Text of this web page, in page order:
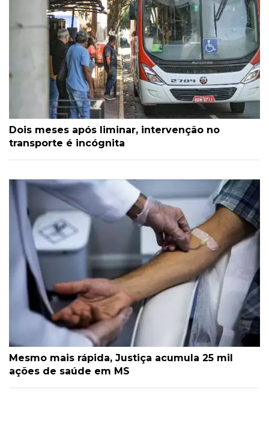
Dois meses após liminar, intervenção no
transporte é incógnita
Mesmo mais rápida, Justiça acumula 25 mil
ações de saúde em MS